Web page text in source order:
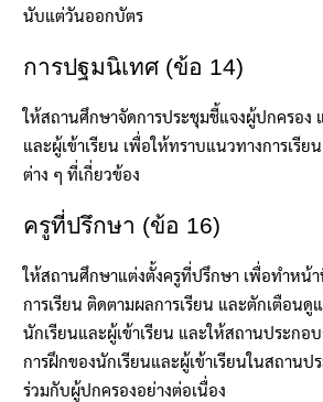
นับแต่วันออกบัตร
การปฐมนิเทศ (ข้อ 14)
ให้สถานศึกษาจัดการประชุมชี้แจงผู้ปกครอง
และผู้เข้าเรียน เพื่อให้ทราบแนวทางการเรี
ต่าง ๆ ที่เกี่ยวข้อง
ครูที่ปรึกษา (ข้อ 16)
ให้สถานศึกษาแต่งตั้งครูที่ปรึกษา เพื่อทำหน้
การเรียน ติดตามผลการเรียน และตักเตือน
นักเรียนและผู้เข้าเรียน และให้สถานประกอ
การฝึกของนักเรียนและผู้เข้าเรียนในสถานป
ร่วมกับผู้ปกครองอย่างต่อเนื่อง